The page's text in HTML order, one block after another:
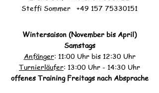
Steffi Sommer +49 157 75330151
Wintersaison (November bis April)
Samstags
Anfänger: 11:00 Uhr bis 12:30 Uhr
Turnierläufer: 13:00 Uhr - 14:30 Uhr
offenes Training Freitags nach Absprache